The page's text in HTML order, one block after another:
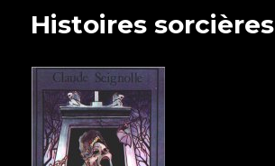
Histoires sorcières